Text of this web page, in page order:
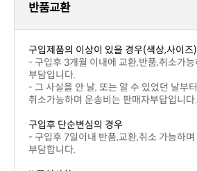
반품교환
구입제품의 이상이 있을 경우(색상,사이즈)
부담입니다.
취소가능하며 운송비는 판매자부답입니다.
구입후 단순변심의 경우
부담합니다.